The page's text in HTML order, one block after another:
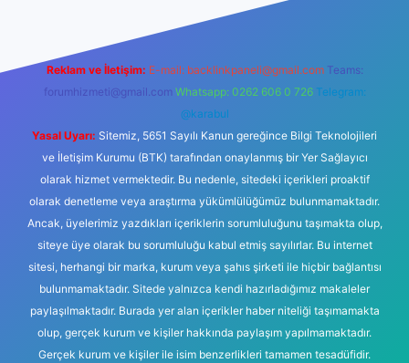
Reklam ve İletişim: E-mail: backlinkpaneli@gmail.com Teams:
forumhizmeti@gmail.com Whatsapp: 0262 606 0 726 Telegram:
@karabul
Yasal Uyarı: Sitemiz, 5651 Sayılı Kanun gereğince Bilgi Teknolojileri
ve İletişim Kurumu (BTK) tarafından onaylanmış bir Yer Sağlayıcı
olarak hizmet vermektedir. Bu nedenle, sitedeki içerikleri proaktif
olarak denetleme veya araştırma yükümlülüğümüz bulunmamaktadır.
Ancak, üyelerimiz yazdıkları içeriklerin sorumluluğunu taşımakta olup,
siteye üye olarak bu sorumluluğu kabul etmiş sayılırlar. Bu internet
sitesi, herhangi bir marka, kurum veya şahıs şirketi ile hiçbir bağlantısı
bulunmamaktadır. Sitede yalnızca kendi hazırladığımız makaleler
paylaşılmaktadır. Burada yer alan içerikler haber niteliği taşımamakta
olup, gerçek kurum ve kişiler hakkında paylaşım yapılmamaktadır.
Gerçek kurum ve kişiler ile isim benzerlikleri tamamen tesadüfidir.